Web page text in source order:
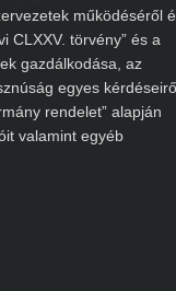
működéséről és
törvény” és a
gazdálkodása, az
egyes kérdéseiről
rendelet” alapján
valamint egyéb